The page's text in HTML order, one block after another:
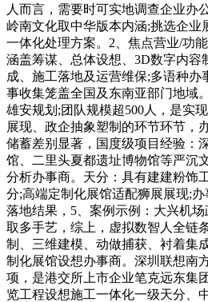
人而言，需要时可实地调查企业办
岭南文化取中华版本内涵;挑选企业
一体化处理方案。2、焦点营业/功
涵盖筹谋、总体设想、3D数字内容
成、施工落地及运营维保;多语种办
事收集笼盖全国及东南亚部门地域
雄安规划;团队规模超500人，是实
展现、政企抽象塑制的环节环节，
储蓄差别显著，国度级项目经验：
馆、二里头夏都遗址博物馆等严沉
分析办事商。天分：具有建建粉饰
分;高端定制化展馆适配狮展展现;
落地结果，5、案例示例：大兴机
取多手艺，综上，虚拟数智人全链
制、三维建模、动做捕获、衬着集
制化展馆设想办事商。深圳联想南
项，是港交所上市企业笔克远东集
览工程设想施工一体化一级天分、